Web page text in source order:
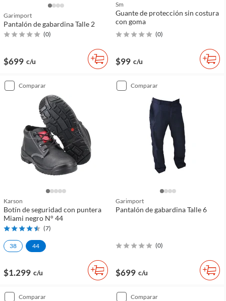
Garimport
Pantalón de gabardina Talle 2
(0)
$699 c/u
Sm
Guante de protección sin costura
con goma
(0)
$99 c/u
comparar
Karson
Botín de seguridad con puntera
Miami negro N° 44
(7)
38 44
$1.299 c/u
comparar
Garimport
Pantalón de gabardina Talle 6
(0)
$699 c/u
comparar comparar